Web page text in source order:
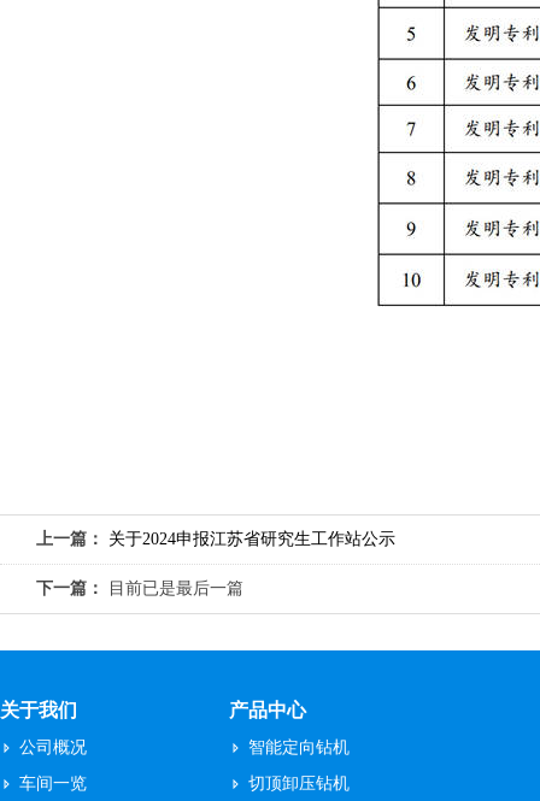
上一篇： 关于2024申报江苏省研究生工作站公示
下一篇： 目前已是最后一篇
关于我们
公司概况
车间一览
产品中心
智能定向钻机
切顶卸压钻机